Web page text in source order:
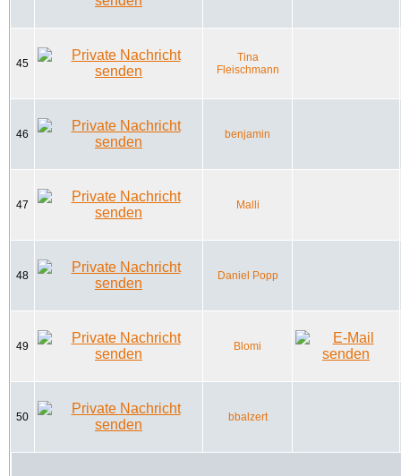
45
Tina
Fleischmann
46 benjamin
47 Malli
48 Daniel Popp
49 Blomi
50 bbalzert